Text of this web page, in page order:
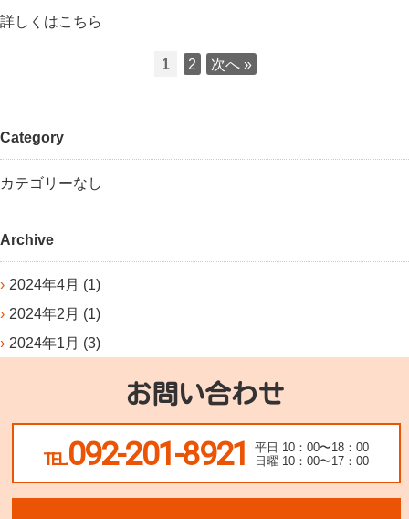
詳しくはこちら
1 2 次へ »
Category
カテゴリーなし
Archive
2024年4月 (1)
2024年2月 (1)
2024年1月 (3)
お問い合わせ
TEL.092-201-8921
平日 10：00〜18：00
日曜 10：00〜17：00